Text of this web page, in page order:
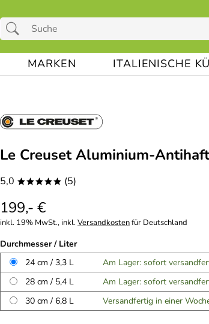
MARKEN ITALIENISCHE
Le Creuset Aluminium-
5,0 ***** (5)
199,- €
inkl. 19% MwSt., inkl.Versandkostenfür Deutschland
Durchmesser / Liter
24 cm / 3,3 L
Am Lager: sofort
28 cm / 5,4 L
Am Lager: sofort
30 cm / 6,8 L
Versandfertig in einer